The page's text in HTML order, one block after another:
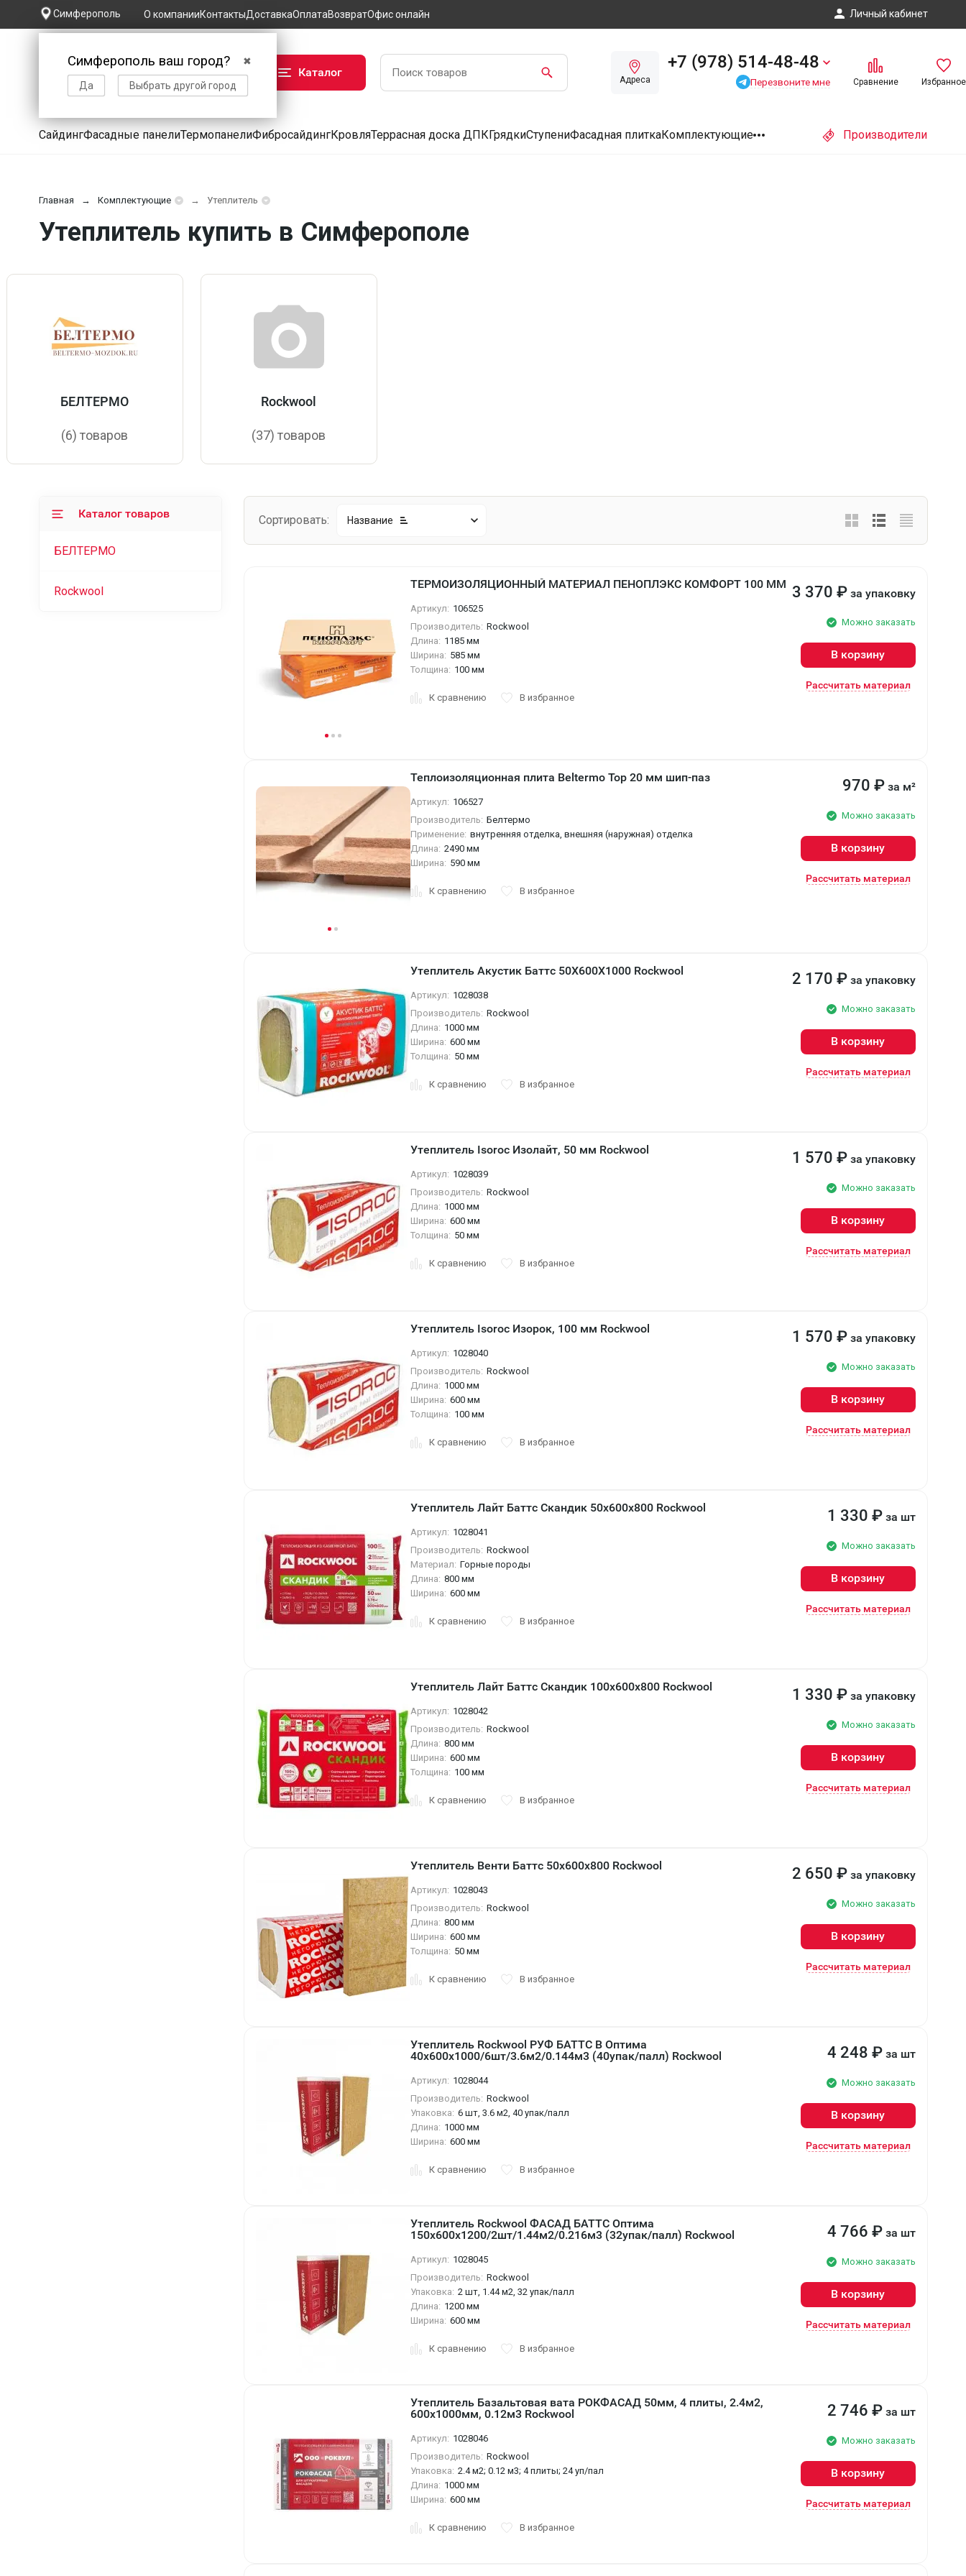
Симферополь
✖
Симферополь ваш город?
Да Выбрать другой город
О компанииКонтактыДоставкаОплатаВозвратОфис онлайн Личный кабинет
Каталог
Адреса
+7 (978) 514-48-48
Перезвоните мне Сравнение Избранное
СайдингФасадные панелиТермопанелиФибросайдингКровляТеррасная доска ДПКГрядкиСтупениФасадная плиткаКомплектующие Производители
Главная Комплектующие Утеплитель
Утеплитель купить в Симферополe
БЕЛТЕРМО
(6) товаров
Rockwool
(37) товаров
Сортировать: Название
ТЕРМОИЗОЛЯЦИОННЫЙ МАТЕРИАЛ ПЕНОПЛЭКС КОМФОРТ 100 ММ
Артикул: 106525
Производитель: Rockwool
Длина: 1185 мм
Ширина: 585 мм
Толщина: 100 мм
К сравнению В избранное
3 370 ₽ за упаковку
Можно заказать
В корзину
Рассчитать материал
Теплоизоляционная плита Beltermo Top 20 мм шип-паз
Артикул: 106527
Производитель: Белтермо
Применение: внутренняя отделка, внешняя (наружная) отделка
Длина: 2490 мм
Ширина: 590 мм
К сравнению В избранное
970 ₽ за м²
Можно заказать
В корзину
Рассчитать материал
Утеплитель Акустик Баттс 50X600X1000 Rockwool
Артикул: 1028038
Производитель: Rockwool
Длина: 1000 мм
Ширина: 600 мм
Толщина: 50 мм
К сравнению В избранное
2 170 ₽ за упаковку
Можно заказать
В корзину
Рассчитать материал
Утеплитель Isoroc Изолайт, 50 мм Rockwool
Артикул: 1028039
Производитель: Rockwool
Длина: 1000 мм
Ширина: 600 мм
Толщина: 50 мм
К сравнению В избранное
1 570 ₽ за упаковку
Можно заказать
В корзину
Рассчитать материал
Утеплитель Isoroc Изорок, 100 мм Rockwool
Артикул: 1028040
Производитель: Rockwool
Длина: 1000 мм
Ширина: 600 мм
Толщина: 100 мм
К сравнению В избранное
1 570 ₽ за упаковку
Можно заказать
В корзину
Рассчитать материал
Утеплитель Лайт Баттс Скандик 50х600х800 Rockwool
Артикул: 1028041
Производитель: Rockwool
Материал: Горные породы
Длина: 800 мм
Ширина: 600 мм
К сравнению В избранное
1 330 ₽ за шт
Можно заказать
В корзину
Рассчитать материал
Утеплитель Лайт Баттс Скандик 100х600х800 Rockwool
Артикул: 1028042
Производитель: Rockwool
Длина: 800 мм
Ширина: 600 мм
Толщина: 100 мм
К сравнению В избранное
1 330 ₽ за упаковку
Можно заказать
В корзину
Рассчитать материал
Утеплитель Венти Баттс 50х600х800 Rockwool
Артикул: 1028043
Производитель: Rockwool
Длина: 800 мм
Ширина: 600 мм
Толщина: 50 мм
К сравнению В избранное
2 650 ₽ за упаковку
Можно заказать
В корзину
Рассчитать материал
Утеплитель Rockwool РУФ БАТТС В Оптима
40х600х1000/6шт/3.6м2/0.144м3 (40упак/палл) Rockwool
Артикул: 1028044
Производитель: Rockwool
Упаковка: 6 шт, 3.6 м2, 40 упак/палл
Длина: 1000 мм
Ширина: 600 мм
К сравнению В избранное
4 248 ₽ за шт
Можно заказать
В корзину
Рассчитать материал
Утеплитель Rockwool ФАСАД БАТТС Оптима
150х600х1200/2шт/1.44м2/0.216м3 (32упак/палл) Rockwool
Артикул: 1028045
Производитель: Rockwool
Упаковка: 2 шт, 1.44 м2, 32 упак/палл
Длина: 1200 мм
Ширина: 600 мм
К сравнению В избранное
4 766 ₽ за шт
Можно заказать
В корзину
Рассчитать материал
Утеплитель Базальтовая вата РОКФАСАД 50мм, 4 плиты, 2.4м2,
600х1000мм, 0.12м3 Rockwool
Артикул: 1028046
Производитель: Rockwool
Упаковка: 2.4 м2; 0.12 м3; 4 плиты; 24 уп/пал
Длина: 1000 мм
Ширина: 600 мм
К сравнению В избранное
2 746 ₽ за шт
Можно заказать
В корзину
Рассчитать материал
Каталог товаров
БЕЛТЕРМО
Rockwool